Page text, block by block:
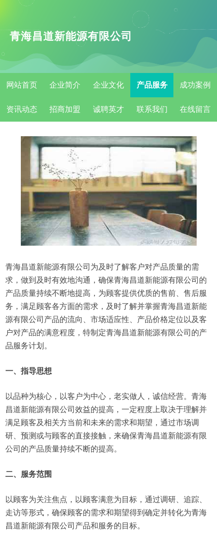
青海昌道新能源有限公司
网站首页 企业简介 企业文化 产品服务 成功案例
资讯动态 招商加盟 诚聘英才 联系我们 在线留言
青海昌道新能源有限公司为及时了解客户对产品质量的需
求，做到及时有效地沟通，确保青海昌道新能源有限公司的
产品质量持续不断地提高，为顾客提供优质的售前、售后服
务，满足顾客各方面的需求，及时了解并掌握青海昌道新能
源有限公司产品的流向、市场适应性、产品价格定位以及客
户对产品的满意程度，特制定青海昌道新能源有限公司的产
品服务计划。
一、指导思想
以品种为核心，以客户为中心，老实做人，诚信经营。青海
昌道新能源有限公司效益的提高，一定程度上取决于理解并
满足顾客及相关方当前和未来的需求和期望，通过市场调
研、预测或与顾客的直接接触，来确保青海昌道新能源有限
公司的产品质量持续不断的提高。
二、服务范围
以顾客为关注焦点，以顾客满意为目标，通过调研、追踪、
走访等形式，确保顾客的需求和期望得到确定并转化为青海
昌道新能源有限公司产品和服务的目标。